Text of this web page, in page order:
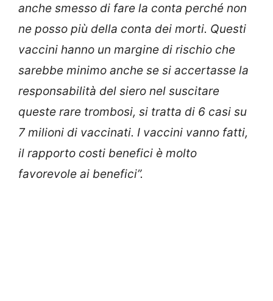
anche smesso di fare la conta perché non
ne posso più della conta dei morti. Questi
vaccini hanno un margine di rischio che
sarebbe minimo anche se si accertasse la
responsabilità del siero nel suscitare
queste rare trombosi, si tratta di 6 casi su
7 milioni di vaccinati. I vaccini vanno fatti,
il rapporto costi benefici è molto
favorevole ai benefici”.